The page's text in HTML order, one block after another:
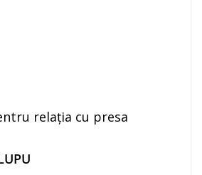
relația cu presa